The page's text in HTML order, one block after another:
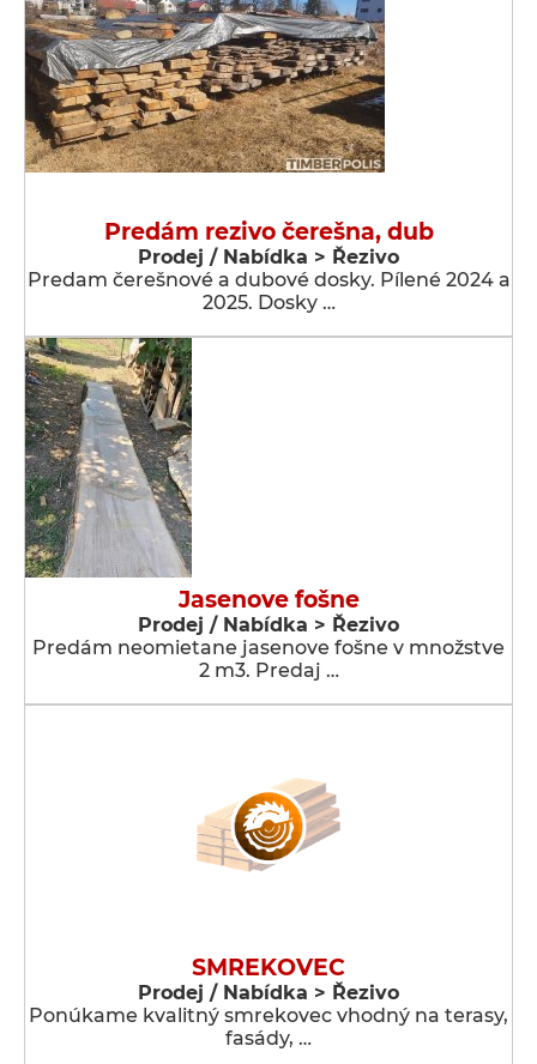
Predám rezivo čerešna, dub
Prodej / Nabídka > Řezivo
Predam čerešnové a dubové dosky. Pílené 2024 a
2025. Dosky …
Jasenove fošne
Prodej / Nabídka > Řezivo
Predám neomietane jasenove fošne v množstve
2 m3. Predaj …
SMREKOVEC
Prodej / Nabídka > Řezivo
Ponúkame kvalitný smrekovec vhodný na terasy,
fasády, …